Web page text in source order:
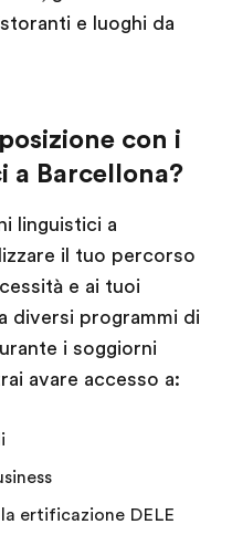
e luoghi da
con i
a Barcellona?
linguistici a
il tuo percorso
e ai tuoi
diversi programmi di
i soggiorni
avare accesso a:
ertificazione DELE